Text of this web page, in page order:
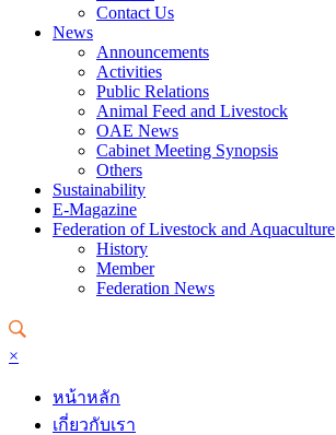
Contact Us
News
Announcements
Activities
Public Relations
Animal Feed and Livestock
OAE News
Cabinet Meeting Synopsis
Others
Sustainability
E-Magazine
Federation of Livestock and Aquaculture
History
Member
Federation News
×
หน้าหลัก
เกี่ยวกับเรา